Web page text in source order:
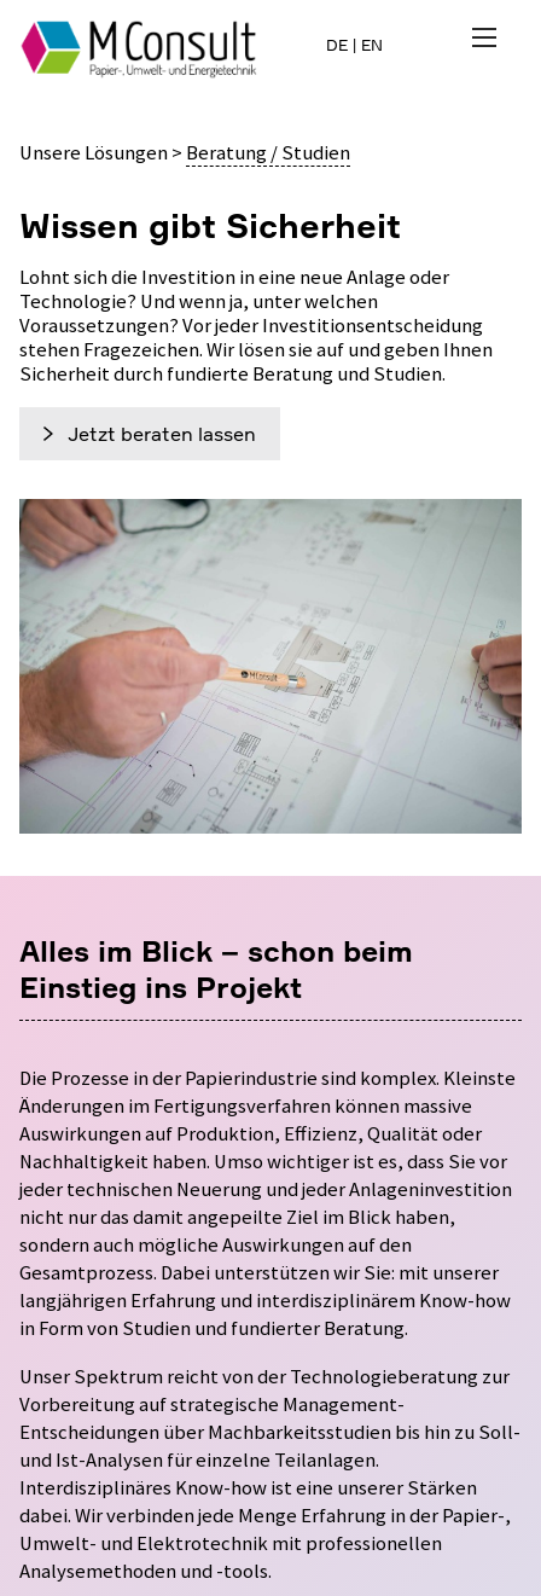
DE | EN
Unsere Lösungen> Beratung / Studien
Wissen gibt Sicherheit
Lohnt sich die Investition in eine neue Anlage oder
Technologie? Und wenn ja, unter welchen
Voraussetzungen? Vor jeder Investi­tions­entscheidung
stehen Fragezeichen. Wir lösen sie auf und geben Ihnen
Sicherheit durch fundierte Beratung und Studien.
Jetzt beraten lassen
Alles im Blick – schon beim
Einstieg ins Projekt
Die Prozesse in der Papierindustrie sind komplex. Kleinste
Änderungen im Fertigungsverfahren können massive
Auswirkungen auf Produktion, Effizienz, Qualität oder
Nachhaltigkeit haben. Umso wichtiger ist es, dass Sie vor
jeder technischen Neuerung und jeder Anlageninvestition
nicht nur das damit angepeilte Ziel im Blick haben,
sondern auch mögliche Auswirkungen auf den
Gesamtprozess. Dabei unterstützen wir Sie: mit unserer
langjährigen Erfahrung und interdisziplinärem Know-how
in Form von Studien und fundierter Beratung.
Unser Spektrum reicht von der Technologieberatung zur
Vorbereitung auf strategische Management-
Entscheidungen über Machbarkeits­studien bis hin zu Soll-
und Ist-Analysen für einzelne Teilanlagen.
Interdisziplinäres Know-how ist eine unserer Stärken
dabei. Wir verbinden jede Menge Erfahrung in der Papier-,
Umwelt- und Elektrotechnik mit professionellen
Analysemethoden und -tools.